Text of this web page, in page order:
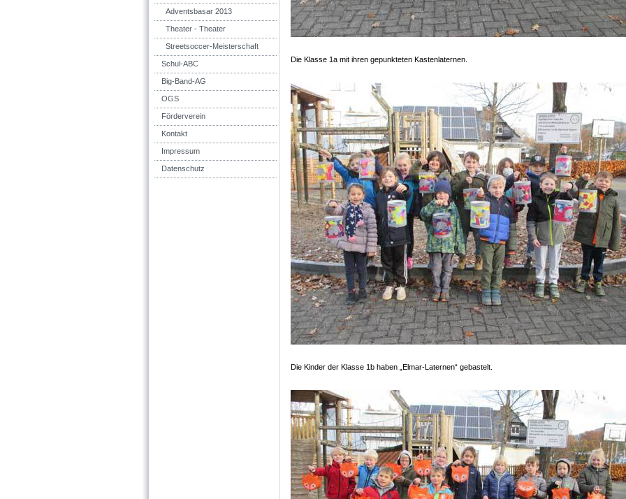
Adventsbasar 2013
Theater - Theater
Streetsoccer-Meisterschaft
Schul-ABC
Big-Band-AG
OGS
Förderverein
Kontakt
Impressum
Datenschutz
Die Klasse 1a mit ihren gepunkteten Kastenlaternen.
Die Kinder der Klasse 1b haben „Elmar-Laternen“ gebastelt.